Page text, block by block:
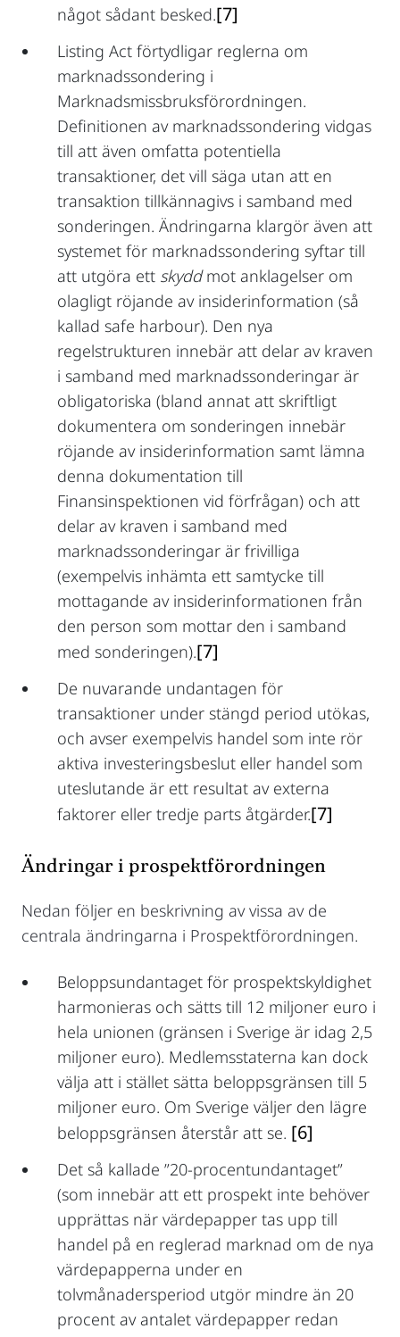
något sådant besked.[7]
Listing Act förtydligar reglerna om
marknadssondering i
Marknadsmissbruksförordningen.
Definitionen av marknadssondering vidgas
till att även omfatta potentiella
transaktioner, det vill säga utan att en
transaktion tillkännagivs i samband med
sonderingen. Ändringarna klargör även att
systemet för marknadssondering syftar till
att utgöra ett skyddmot anklagelser om
olagligt röjande av insiderinformation (så
kallad safe harbour). Den nya
regelstrukturen innebär att delar av kraven
i samband med marknadssonderingar är
obligatoriska (bland annat att skriftligt
dokumentera om sonderingen innebär
röjande av insiderinformation samt lämna
denna dokumentation till
Finansinspektionen vid förfrågan) och att
delar av kraven i samband med
marknadssonderingar är frivilliga
(exempelvis inhämta ett samtycke till
mottagande av insiderinformationen från
den person som mottar den i samband
med sonderingen).[7]
De nuvarande undantagen för
transaktioner under stängd period utökas,
och avser exempelvis handel som inte rör
aktiva investeringsbeslut eller handel som
uteslutande är ett resultat av externa
faktorer eller tredje parts åtgärder.[7]
Ändringar i prospektförordningen
Nedan följer en beskrivning av vissa av de
centrala ändringarna i Prospektförordningen.
Beloppsundantaget för prospektskyldighet
harmonieras och sätts till 12 miljoner euro i
hela unionen (gränsen i Sverige är idag 2,5
miljoner euro). Medlemsstaterna kan dock
välja att i stället sätta beloppsgränsen till 5
miljoner euro. Om Sverige väljer den lägre
beloppsgränsen återstår att se. [6]
Det så kallade ”20-procentundantaget”
(som innebär att ett prospekt inte behöver
upprättas när värdepapper tas upp till
handel på en reglerad marknad om de nya
värdepapperna under en
tolvmånadersperiod utgör mindre än 20
procent av antalet värdepapper redan